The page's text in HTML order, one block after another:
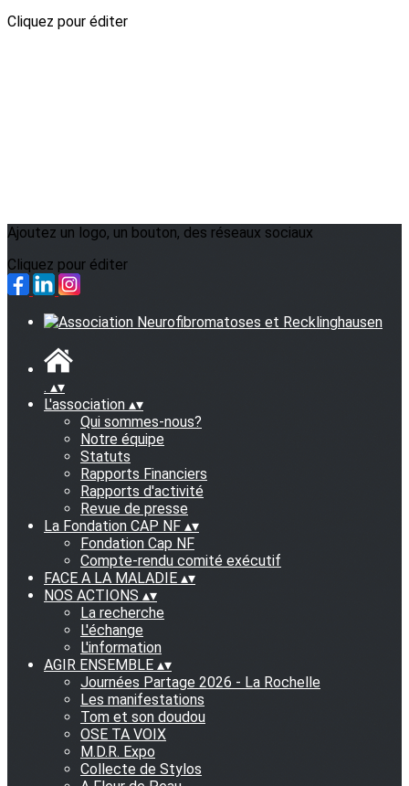
Cliquez pour éditer
Ajoutez un logo, un bouton, des réseaux sociaux
Cliquez pour éditer
. ▴▾
L'association ▴▾
Qui sommes-nous?
Notre équipe
Statuts
Rapports Financiers
Rapports d'activité
Revue de presse
La Fondation CAP NF ▴▾
Fondation Cap NF
Compte-rendu comité exécutif
FACE A LA MALADIE ▴▾
NOS ACTIONS ▴▾
La recherche
L'échange
L'information
AGIR ENSEMBLE ▴▾
Journées Partage 2026 - La Rochelle
Les manifestations
Tom et son doudou
OSE TA VOIX
M.D.R. Expo
Collecte de Stylos